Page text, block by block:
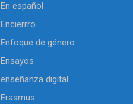
En español
Encierrro
Enfoque de género
Ensayos
enseñanza digital
Erasmus